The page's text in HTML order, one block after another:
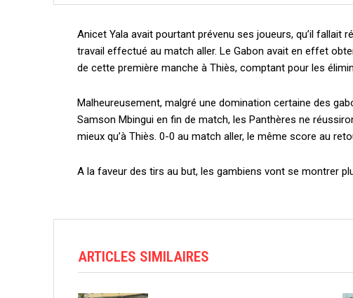
Anicet Yala avait pourtant prévenu ses joueurs, qu’il fallait
travail effectué au match aller. Le Gabon avait en effet
de cette première manche à Thiès, comptant pour les
Malheureusement, malgré une domination certaine des
Samson Mbingui en fin de match, les Panthères ne
mieux qu’à Thiès. 0-0 au match aller, le même score au
A la faveur des tirs au but, les gambiens vont se montrer
ARTICLES SIMILAIRES